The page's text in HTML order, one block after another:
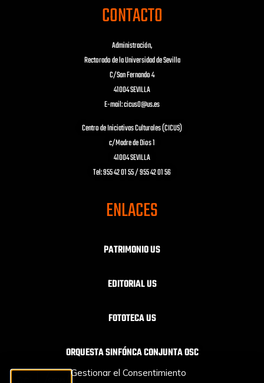
Gestionar el Consentimiento
CONTACTO
Administración,
Rectorado de la Universidad de Sevilla
C/San Fernando 4
41004 SEVILLA
E-mail: cicus0@us.es
Centro de Iniciativas Culturales (CICUS)
c/Madre de Dios 1
41004 SEVILLA
Tel: 955 42 01 55 / 955 42 01 56
ENLACES
PATRIMONIO US
EDITORIAL US
FOTOTECA US
ORQUESTA SINFÓNCA CONJUNTA OSC